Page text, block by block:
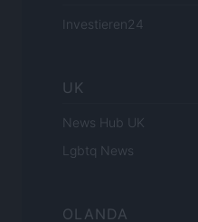
Investieren24
UK
News Hub UK
Lgbtq News
OLANDA